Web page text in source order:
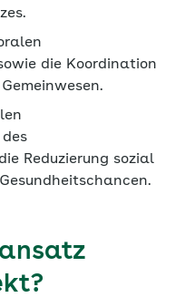
die Koordination
Reduzierung sozial